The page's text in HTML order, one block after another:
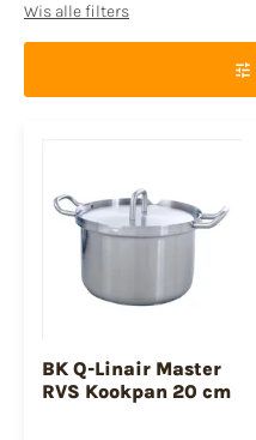
Wis alle filters
BK Q-Linair Master
RVS Kookpan 20 cm